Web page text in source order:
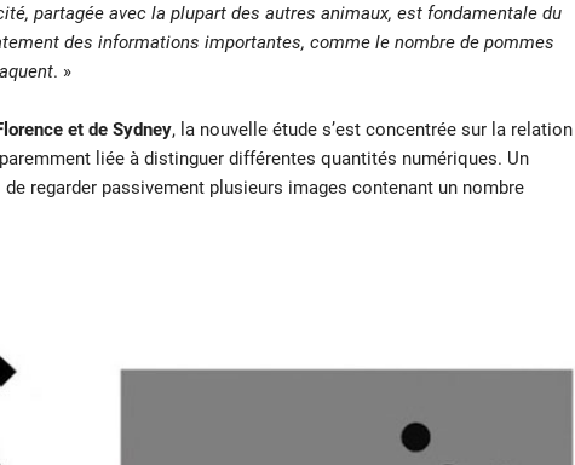
partagée avec la plupart des autres animaux, est fondamentale du
des informations importantes, comme le nombre de pommes
. »
et de Sydney, la nouvelle étude s’est concentrée sur la relation
liée à distinguer différentes quantités numériques. Un
regarder passivement plusieurs images contenant un nombre